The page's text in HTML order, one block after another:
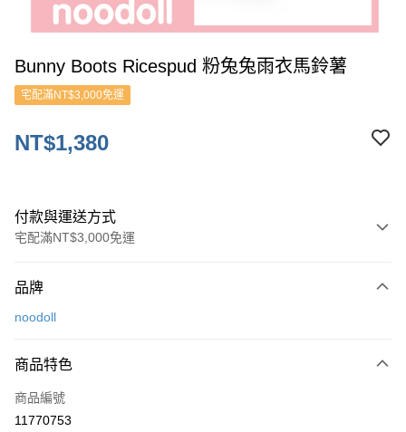
Bunny Boots Ricespud 粉兔兔雨衣馬鈴薯
宅配滿NT$3,000免運
NT$1,380
付款與運送方式
宅配滿NT$3,000免運
信用卡一次付款
運送方式
付款後全家取貨
品牌
noodoll
商品特色
商品編號
11770753